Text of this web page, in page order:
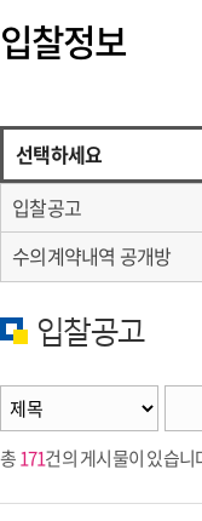
입찰정보
선택하세요
입찰공고
수의계약내역 공개방
입찰공고
총171건의 게시물이 있습니